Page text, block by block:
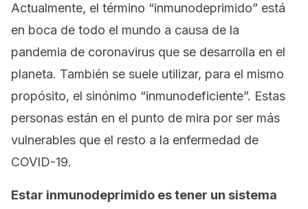
Actualmente, el término “inmunodeprimido” está
en boca de todo el mundo a causa de la
pandemia de coronavirus que se desarrolla en el
planeta. También se suele utilizar, para el mismo
propósito, el sinónimo “inmunodeficiente”. Estas
personas están en el punto de mira por ser más
vulnerables que el resto a la enfermedad de
COVID-19.
Estar inmunodeprimido es tener un sistema